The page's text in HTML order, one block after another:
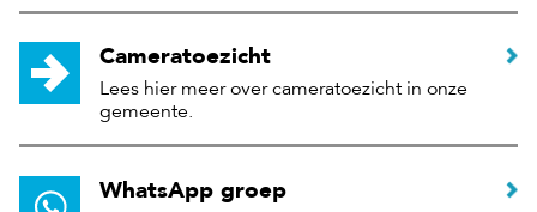
Cameratoezicht
Lees hier meer over cameratoezicht in onze
gemeente.
WhatsApp groep